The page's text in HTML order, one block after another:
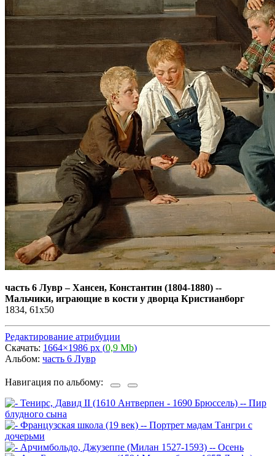
часть 6 Лувр–Хансен, Константин (1804-1880) --
Мальчики, играющие в кости у дворца Кристианборг
1834, 61х50
Редактирование атрибуции
Скачать: 1664×1986 px (0,9 Mb)
Альбом: часть 6 Лувр
Навигация по альбому: